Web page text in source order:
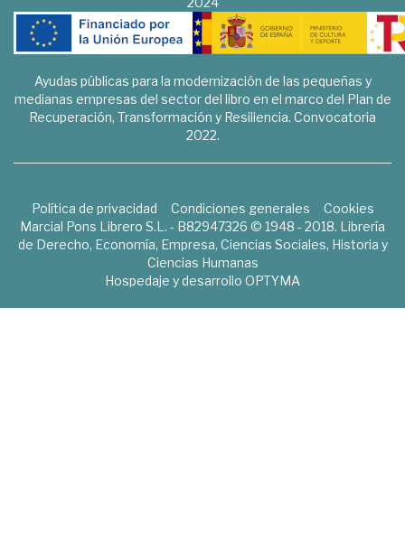
Ayudas públicas para la modernización de las pequeñas y
medianas empresas del sector del libro en el marco del Plan de
Recuperación, Transformación y Resiliencia. Convocatoria
2022.
Política de privacidad Condiciones generales
Cookies
Marcial Pons Librero S.L. - B82947326 © 1948 - 2018. Librería
de Derecho, Economía, Empresa, Ciencias Sociales, Historia y
Ciencias Humanas
Hospedaje y desarrollo OPTYMA